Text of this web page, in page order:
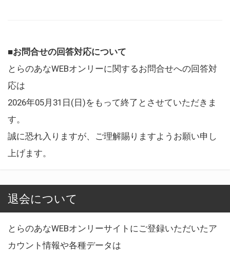
■お問合せの回答対応について
とらのあなWEBオンリーに関するお問合せへの回答対
応は
2026年05月31日(日)をもって終了とさせていただきま
す。
誠に恐れ入りますが、ご理解賜りますようお願い申し
上げます。
退会について
とらのあなWEBオンリーサイトにご登録いただいたア
カウント情報や各種データは